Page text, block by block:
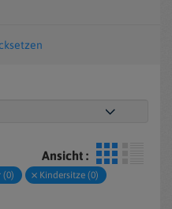
Ansicht :
(0) Kindersitze (0)